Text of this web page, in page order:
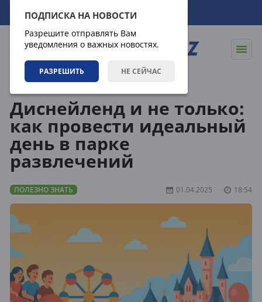
ПОДПИСКА НА НОВОСТИ
Разрешите отправлять Вам
уведомления о важных новостях.
РАЗРЕШИТЬ НЕ СЕЙЧАС
09.08.2026 03:46:49
Диснейленд и не только:
как провести идеальный
день в парке
развлечений
ПОЛЕЗНО ЗНАТЬ 01.04.2025 18:54